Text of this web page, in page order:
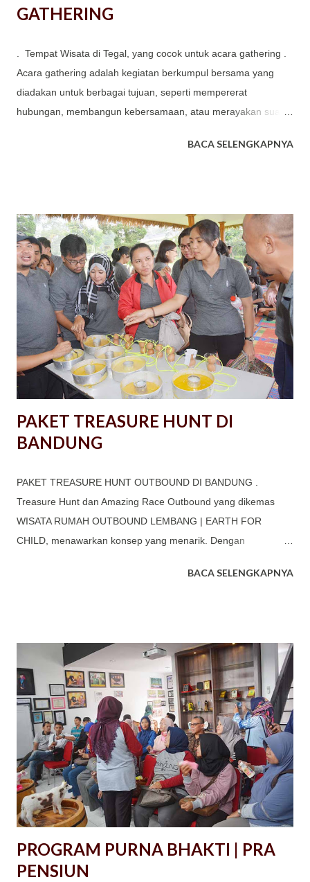
GATHERING
. Tempat Wisata di Tegal, yang cocok untuk acara gathering .
Acara gathering adalah kegiatan berkumpul bersama yang
diadakan untuk berbagai tujuan, seperti mempererat
hubungan, membangun kebersamaan, atau merayakan suatu
termasuk perusahaan, komunitas, organisasi, atau keluarga.
Hubungan: Gathering bertujuan untuk meningkatkan
keakraban dan memperkuat hubungan antar anggota
kelompok, baik itu karyawan, anggota komunitas, atau anggota
keluarga. Membangun Kebersamaan: Acara ini menciptakan
suasana yang lebih santai dan menyenangkan, sehingga
memungkinkan individu untuk lebih dekat dan saling mengenal
lebih baik. Meningkatkan Motivasi: Gathering bisa menjadi
sarana untuk memberikan apresiasi kepada anggota kelompok
dan memotivasi mereka...
BACA SELENGKAPNYA
PAKET TREASURE HUNT DI
BANDUNG
PAKET TREASURE HUNT OUTBOUND DI BANDUNG .
Treasure Hunt dan Amazing Race Outbound yang dikemas
WISATA RUMAH OUTBOUND LEMBANG | EARTH FOR
CHILD, menawarkan konsep yang menarik. Dengan
Outbound Team Building thematic ini dibuat secara eksklusive
BACA SELENGKAPNYA
PROGRAM PURNA BHAKTI | PRA
PENSIUN